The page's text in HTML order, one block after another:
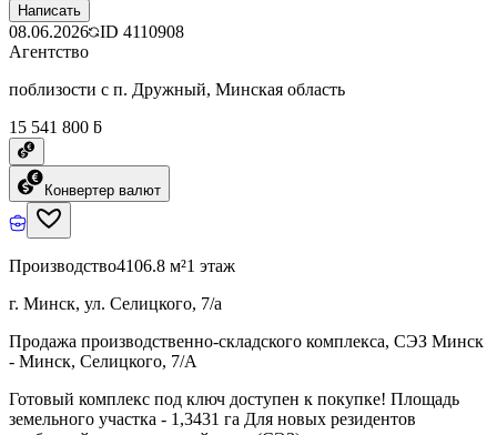
Написать
08.06.2026 ID 4110908
Агентство
поблизости с п. Дружный, Минская область
15 541 800 ƃ
Конвертер валют
Производство4106.8 м²1 этаж
г. Минск, ул. Селицкого, 7/а
Продажа производственно-складского комплекса, СЭЗ Минск
- Минск, Селицкого, 7/А
Готовый комплекс под ключ доступен к покупке! Площадь
земельного участка - 1,3431 га Для новых резидентов